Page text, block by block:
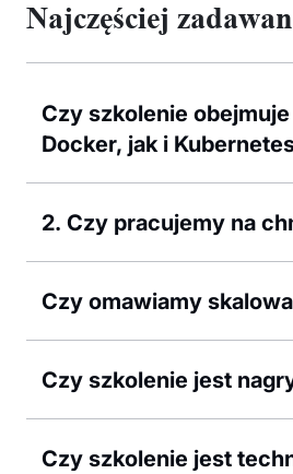
Najczęściej
Czy szkolenie
Docker, jak i
2. Czy pracujemy na
Czy omawiamy
Czy szkolenie jest
Czy szkolenie jest